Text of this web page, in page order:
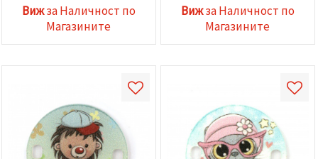
Вижза Наличност по
Магазините
Вижза Наличност по
Магазините